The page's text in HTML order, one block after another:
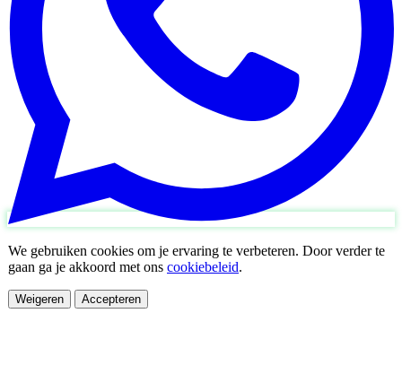
We gebruiken cookies om je ervaring te verbeteren. Door verder te
gaan ga je akkoord met ons cookiebeleid.
Weigeren Accepteren